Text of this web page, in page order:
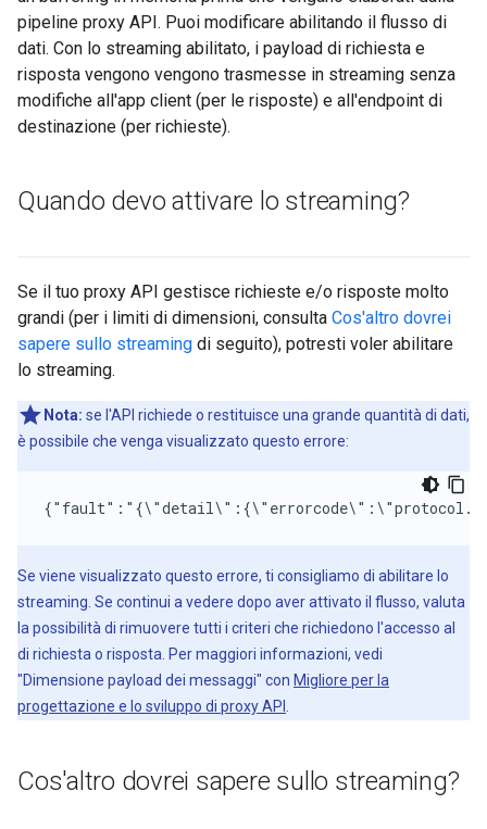
pipeline proxy API. Puoi modificare abilitando il flusso di
dati. Con lo streaming abilitato, i payload di richiesta e
risposta vengono vengono trasmesse in streaming senza
modifiche all'app client (per le risposte) e all'endpoint di
destinazione (per richieste).
Quando devo attivare lo streaming?
Se il tuo proxy API gestisce richieste e/o risposte molto
grandi (per i limiti di dimensioni, consulta Cos'altro dovrei
sapere sullo streaming di seguito), potresti voler abilitare
lo streaming.
Nota: se l'API richiede o restituisce una grande quantità di dati,
è possibile che venga visualizzato questo errore:
Se viene visualizzato questo errore, ti consigliamo di abilitare lo
streaming. Se continui a vedere dopo aver attivato il flusso, valuta
la possibilità di rimuovere tutti i criteri che richiedono l'accesso al
di richiesta o risposta. Per maggiori informazioni, vedi
"Dimensione payload dei messaggi" con Migliore per la
progettazione e lo sviluppo di proxy API
Cos'altro dovrei sapere sullo streaming?